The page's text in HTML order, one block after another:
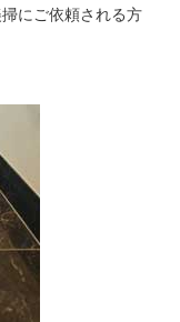
にご依頼される方